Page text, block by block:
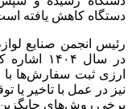
دستگاه کاهش یافته
در سال
ارزی ثبت سفارش‌ها
نیز در عمل با تاخیر یا
برخی روش‌های جایگزین